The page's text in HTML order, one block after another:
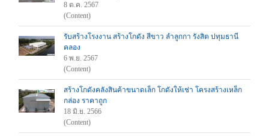
8 ต.ค. 2567
(Content)
รับสร้างโรงงาน สร้างโกดัง สีขาว ลำลูกกา รังสิต ปทุมธานี
คลอง
6 พ.ย. 2567
(Content)
สร้างโกดังคลังสินค้าขนาดเล็ก โกดังให้เช่า โครงสร้างเหล็ก
กล่อง ราคาถูก
18 มิ.ย. 2566
(Content)